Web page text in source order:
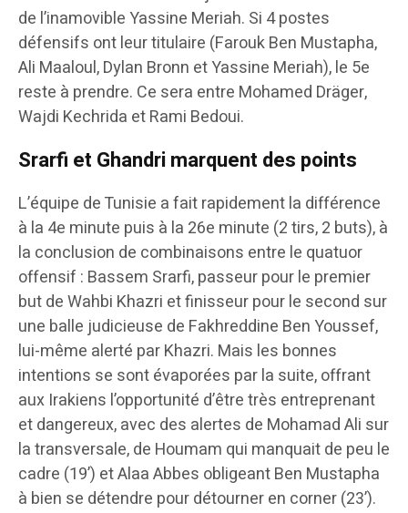
de l’inamovible Yassine Meriah. Si 4 postes
défensifs ont leur titulaire (Farouk Ben Mustapha,
Ali Maaloul, Dylan Bronn et Yassine Meriah), le 5e
reste à prendre. Ce sera entre Mohamed Dräger,
Wajdi Kechrida et Rami Bedoui.
Srarfi et Ghandri marquent des points
L’équipe de Tunisie a fait rapidement la différence
à la 4e minute puis à la 26e minute (2 tirs, 2 buts), à
la conclusion de combinaisons entre le quatuor
offensif : Bassem Srarfi, passeur pour le premier
but de Wahbi Khazri et finisseur pour le second sur
une balle judicieuse de Fakhreddine Ben Youssef,
lui-même alerté par Khazri. Mais les bonnes
intentions se sont évaporées par la suite, offrant
aux Irakiens l’opportunité d’être très entreprenant
et dangereux, avec des alertes de Mohamad Ali sur
la transversale, de Houmam qui manquait de peu le
cadre (19’) et Alaa Abbes obligeant Ben Mustapha
à bien se détendre pour détourner en corner (23’).